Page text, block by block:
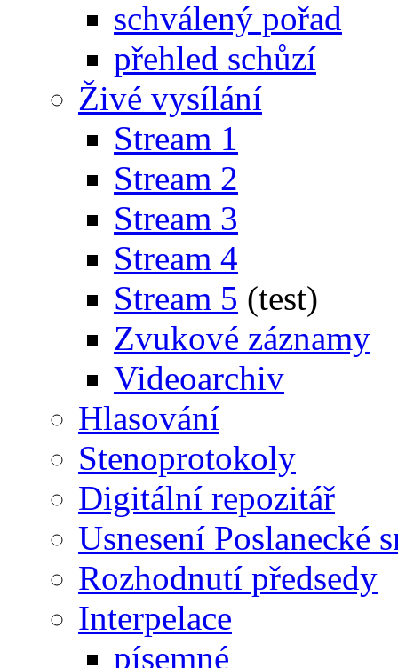
schválený pořad
přehled schůzí
Živé vysílání
Stream 1
Stream 2
Stream 3
Stream 4
Stream 5 (test)
Zvukové záznamy
Videoarchiv
Hlasování
Stenoprotokoly
Digitální repozitář
Usnesení Poslanecké
Rozhodnutí předsedy
Interpelace
písemné